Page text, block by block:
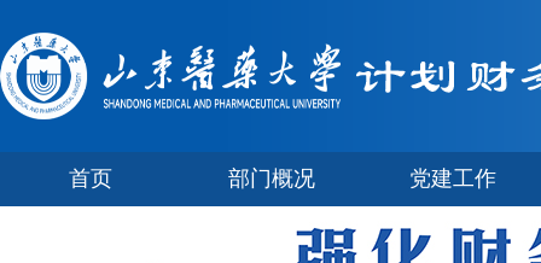
首页 部门概况 党建工作